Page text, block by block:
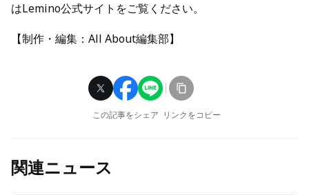
はLemino公式サイトをご覧ください。
【制作・編集：All About編集部】
この記事をシェア リンクをコピー
関連ニュース